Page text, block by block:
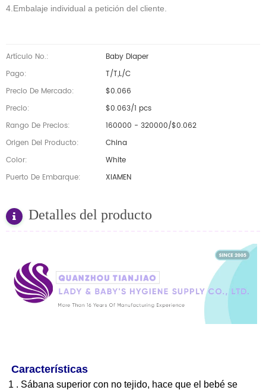
4.Embalaje individual a petición del cliente.
Artículo No.:
Baby Diaper
Pago:
T/T,L/C
Precio De Mercado:
$0.066
Precio:
$0.063/1 pcs
Rango De Precios:
160000 - 320000/$0.062
Origen Del Producto:
China
Color:
White
Puerto De Embarque:
XIAMEN
Detalles del producto
Características
1 . Sábana superior con no tejido, hace que el bebé se